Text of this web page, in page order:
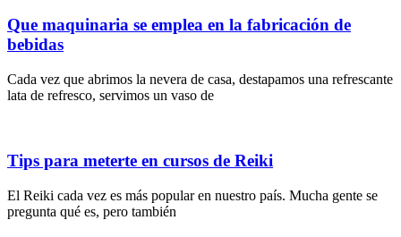
Que maquinaria se emplea en la fabricación de
bebidas
Cada vez que abrimos la nevera de casa, destapamos una refrescante
lata de refresco, servimos un vaso de
Tips para meterte en cursos de Reiki
El Reiki cada vez es más popular en nuestro país. Mucha gente se
pregunta qué es, pero también